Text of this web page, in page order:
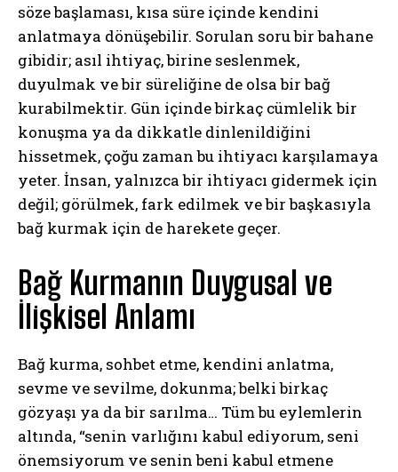
söze başlaması, kısa süre içinde kendini
anlatmaya dönüşebilir. Sorulan soru bir bahane
gibidir; asıl ihtiyaç, birine seslenmek,
duyulmak ve bir süreliğine de olsa bir bağ
kurabilmektir. Gün içinde birkaç cümlelik bir
konuşma ya da dikkatle dinlenildiğini
hissetmek, çoğu zaman bu ihtiyacı karşılamaya
yeter. İnsan, yalnızca bir ihtiyacı gidermek için
değil; görülmek, fark edilmek ve bir başkasıyla
bağ kurmak için de harekete geçer.
Bağ Kurmanın Duygusal ve
İlişkisel Anlamı
Bağ kurma, sohbet etme, kendini anlatma,
sevme ve sevilme, dokunma; belki birkaç
gözyaşı ya da bir sarılma… Tüm bu eylemlerin
altında, “senin varlığını kabul ediyorum, seni
önemsiyorum ve senin beni kabul etmene